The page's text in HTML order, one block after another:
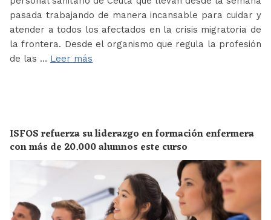
pasada trabajando de manera incansable para cuidar y
atender a todos los afectados en la crisis migratoria de
la frontera. Desde el organismo que regula la profesión
de las … Leer más
ISFOS refuerza su liderazgo en formación enfermera
con más de 20.000 alumnos este curso